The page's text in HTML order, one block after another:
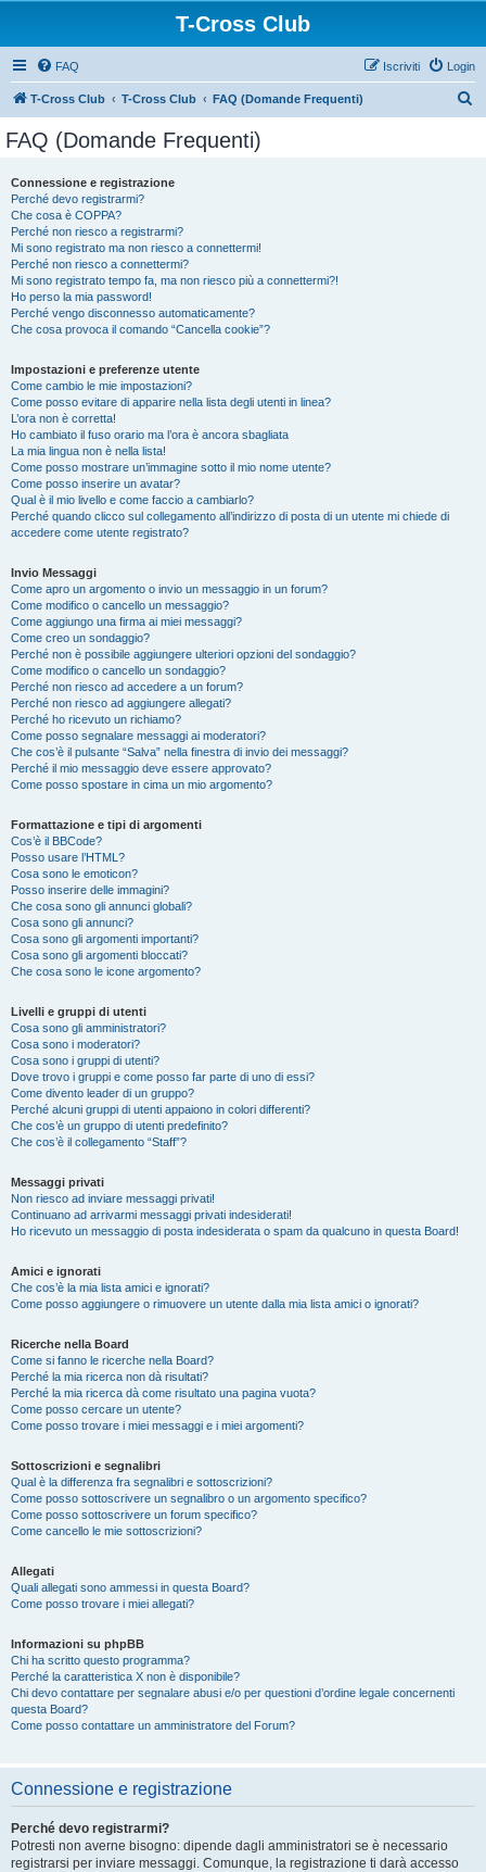
T-Cross Club
FAQ Login
Iscriviti
T-Cross Club T-Cross Club FAQ (Domande Frequenti)
FAQ (Domande Frequenti)
Connessione e registrazione
Perché devo registrarmi?
Che cosa è COPPA?
Perché non riesco a registrarmi?
Mi sono registrato ma non riesco a connettermi!
Perché non riesco a connettermi?
Mi sono registrato tempo fa, ma non riesco più a connettermi?!
Ho perso la mia password!
Perché vengo disconnesso automaticamente?
Che cosa provoca il comando “Cancella cookie”?
Impostazioni e preferenze utente
Come cambio le mie impostazioni?
Come posso evitare di apparire nella lista degli utenti in linea?
L’ora non è corretta!
Ho cambiato il fuso orario ma l’ora è ancora sbagliata
La mia lingua non è nella lista!
Come posso mostrare un’immagine sotto il mio nome utente?
Come posso inserire un avatar?
Qual è il mio livello e come faccio a cambiarlo?
Perché quando clicco sul collegamento all’indirizzo di posta di un utente mi chiede di
accedere come utente registrato?
Invio Messaggi
Come apro un argomento o invio un messaggio in un forum?
Come modifico o cancello un messaggio?
Come aggiungo una firma ai miei messaggi?
Come creo un sondaggio?
Perché non è possibile aggiungere ulteriori opzioni del sondaggio?
Come modifico o cancello un sondaggio?
Perché non riesco ad accedere a un forum?
Perché non riesco ad aggiungere allegati?
Perché ho ricevuto un richiamo?
Come posso segnalare messaggi ai moderatori?
Che cos’è il pulsante “Salva” nella finestra di invio dei messaggi?
Perché il mio messaggio deve essere approvato?
Come posso spostare in cima un mio argomento?
Formattazione e tipi di argomenti
Cos’è il BBCode?
Posso usare l’HTML?
Cosa sono le emoticon?
Posso inserire delle immagini?
Che cosa sono gli annunci globali?
Cosa sono gli annunci?
Cosa sono gli argomenti importanti?
Cosa sono gli argomenti bloccati?
Che cosa sono le icone argomento?
Livelli e gruppi di utenti
Cosa sono gli amministratori?
Cosa sono i moderatori?
Cosa sono i gruppi di utenti?
Dove trovo i gruppi e come posso far parte di uno di essi?
Come divento leader di un gruppo?
Perché alcuni gruppi di utenti appaiono in colori differenti?
Che cos’è un gruppo di utenti predefinito?
Che cos’è il collegamento “Staff”?
Messaggi privati
Non riesco ad inviare messaggi privati!
Continuano ad arrivarmi messaggi privati indesiderati!
Ho ricevuto un messaggio di posta indesiderata o spam da qualcuno in questa Board!
Amici e ignorati
Che cos’è la mia lista amici e ignorati?
Come posso aggiungere o rimuovere un utente dalla mia lista amici o ignorati?
Ricerche nella Board
Come si fanno le ricerche nella Board?
Perché la mia ricerca non dà risultati?
Perché la mia ricerca dà come risultato una pagina vuota?
Come posso cercare un utente?
Come posso trovare i miei messaggi e i miei argomenti?
Sottoscrizioni e segnalibri
Qual è la differenza fra segnalibri e sottoscrizioni?
Come posso sottoscrivere un segnalibro o un argomento specifico?
Come posso sottoscrivere un forum specifico?
Come cancello le mie sottoscrizioni?
Allegati
Quali allegati sono ammessi in questa Board?
Come posso trovare i miei allegati?
Informazioni su phpBB
Chi ha scritto questo programma?
Perché la caratteristica X non è disponibile?
Chi devo contattare per segnalare abusi e/o per questioni d’ordine legale concernenti
questa Board?
Come posso contattare un amministratore del Forum?
Connessione e registrazione
Perché devo registrarmi?
Potresti non averne bisogno: dipende dagli amministratori se è necessario
registrarsi per inviare messaggi. Comunque, la registrazione ti darà accesso